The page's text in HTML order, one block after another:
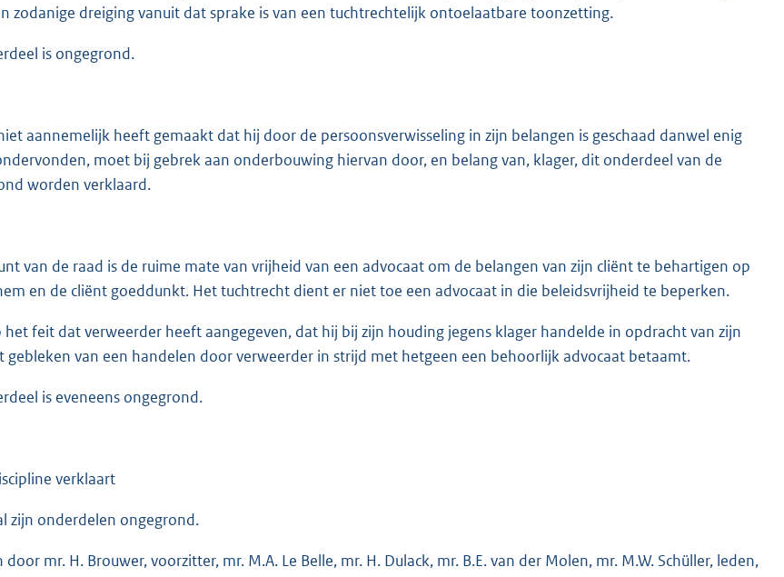
zodanige dreiging vanuit dat sprake is van een tuchtrechtelijk ontoelaatbare toonzetting.
is ongegrond.
aannemelijk heeft gemaakt dat hij door de persoonsverwisseling in zijn belangen is geschaad danwel enig
moet bij gebrek aan onderbouwing hiervan door, en belang van, klager, dit onderdeel van de
worden verklaard.
van de raad is de ruime mate van vrijheid van een advocaat om de belangen van zijn cliënt te behartigen op
en de cliënt goeddunkt. Het tuchtrecht dient er niet toe een advocaat in die beleidsvrijheid te beperken.
het feit dat verweerder heeft aangegeven, dat hij bij zijn houding jegens klager handelde in opdracht van zijn
gebleken van een handelen door verweerder in strijd met hetgeen een behoorlijk advocaat betaamt.
is eveneens ongegrond.
verklaart
zijn onderdelen ongegrond.
door mr. H. Brouwer, voorzitter, mr. M.A. Le Belle, mr. H. Dulack, mr. B.E. van der Molen, mr. M.W. Schüller, leden,